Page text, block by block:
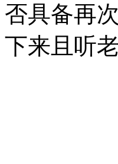
否具备再
下来且听